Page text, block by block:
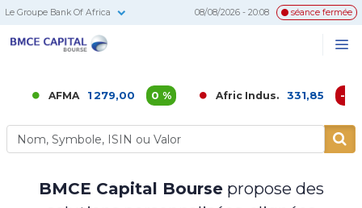
Le Groupe Bank Of Africa 08/08/2026 - 20:08 séance fermée
AFMA 1 279,00 0 % Afric Indus. 331,85 -0,02
BMCE Capital Boursepropose des